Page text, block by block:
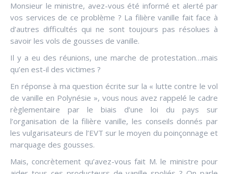
Monsieur le ministre, avez-vous été informé et alerté par
vos services de ce problème ? La filière vanille fait face à
d’autres difficultés qui ne sont toujours pas résolues à
savoir les vols de gousses de vanille.
Il y a eu des réunions, une marche de protestation…mais
qu’en est-il des victimes ?
En réponse à ma question écrite sur la « lutte contre le vol
de vanille en Polynésie », vous nous avez rappelé le cadre
règlementaire par le biais d’une loi du pays sur
l’organisation de la filière vanille, les conseils donnés par
les vulgarisateurs de l’EVT sur le moyen du poinçonnage et
marquage des gousses.
Mais, concrètement qu’avez-vous fait M. le ministre pour